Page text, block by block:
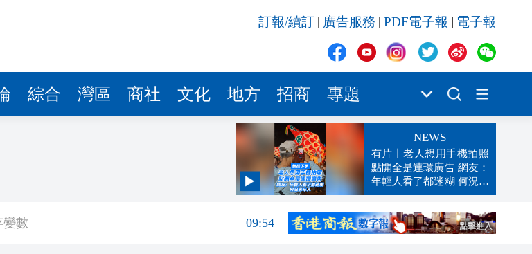
訂報/續訂 廣告服務 PDF電子報 電子報
綜合 灣區 商社 文化 地方 招商 專題
NEWS
有片丨老人想用手機拍照
點開全是連環廣告 網友：
年輕人看了都迷糊 何況老
年人
09:59
變數
09:54